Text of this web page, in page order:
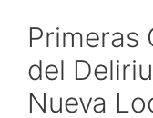
Primeras
del
Nueva